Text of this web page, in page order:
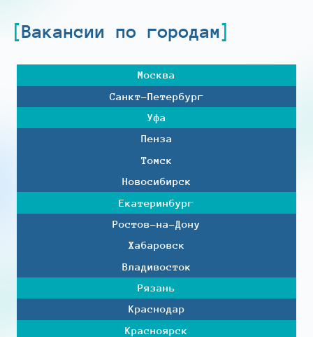
Вакансии по городам
Москва
Санкт-Петербург
Уфа
Пенза
Томск
Новосибирск
Екатеринбург
Ростов-на-Дону
Хабаровск
Владивосток
Рязань
Краснодар
Красноярск